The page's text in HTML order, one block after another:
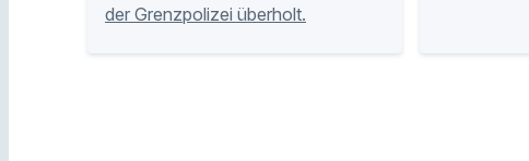
der Grenzpolizei überholt.